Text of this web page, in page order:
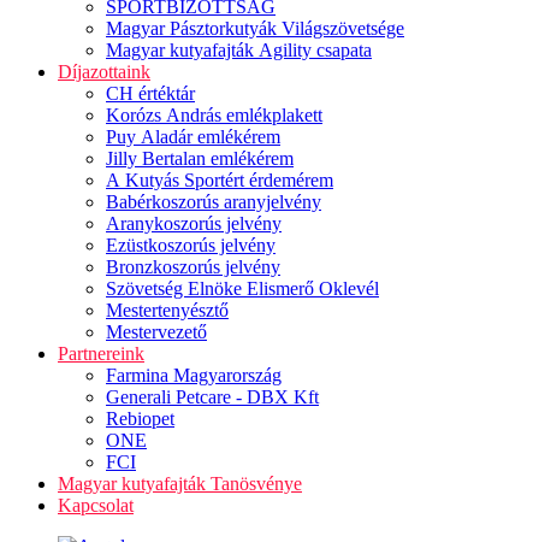
SPORTBIZOTTSÁG
Magyar Pásztorkutyák Világszövetsége
Magyar kutyafajták Agility csapata
Díjazottaink
CH értéktár
Korózs András emlékplakett
Puy Aladár emlékérem
Jilly Bertalan emlékérem
A Kutyás Sportért érdemérem
Babérkoszorús aranyjelvény
Aranykoszorús jelvény
Ezüstkoszorús jelvény
Bronzkoszorús jelvény
Szövetség Elnöke Elismerő Oklevél
Mestertenyésztő
Mestervezető
Partnereink
Farmina Magyarország
Generali Petcare - DBX Kft
Rebiopet
ONE
FCI
Magyar kutyafajták Tanösvénye
Kapcsolat